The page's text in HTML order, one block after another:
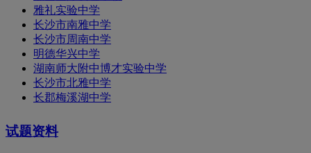
雅礼实验中学
长沙市南雅中学
长沙市周南中学
明德华兴中学
湖南师大附中博才实验中学
长沙市北雅中学
长郡梅溪湖中学
试题资料